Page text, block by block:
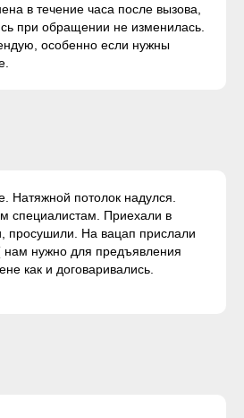
в течение часа после вызова,
при обращении не изменилась.
особенно если нужны
Натяжной потолок надулся.
специалистам. Приехали в
просушили. На вацап прислали
нам нужно для предъявления
как и договаривались.